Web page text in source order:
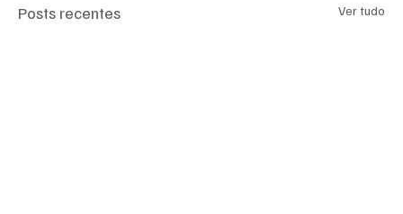
Posts recentes Ver tudo